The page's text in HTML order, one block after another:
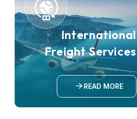
International
Freight Services
READ MORE